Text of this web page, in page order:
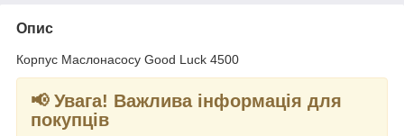
Опис
Корпус Маслонасосу Good Luck 4500
📢 Увага! Важлива інформація для
покупців